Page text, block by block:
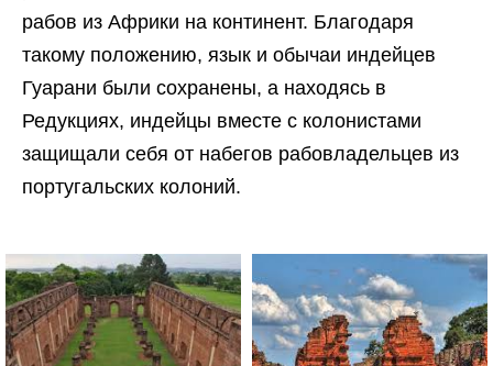
рабов из Африки на континент. Благодаря
такому положению, язык и обычаи индейцев
Гуарани были сохранены, а находясь в
Редукциях, индейцы вместе с колонистами
защищали себя от набегов рабовладельцев из
португальских колоний.